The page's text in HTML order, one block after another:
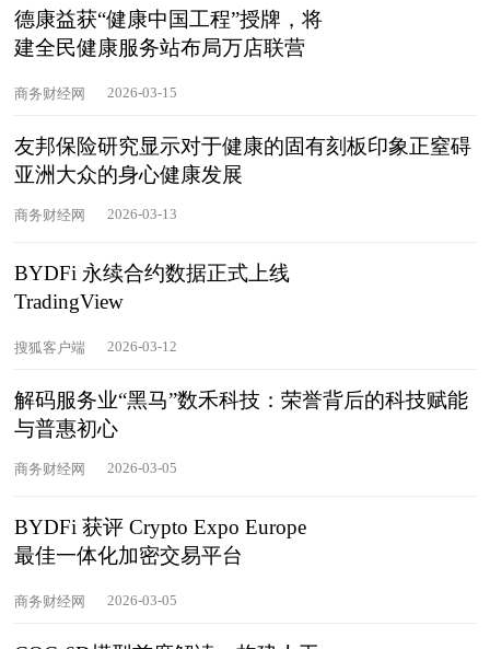
德康益获“健康中国工程”授牌，将
建全民健康服务站布局万店联营
商务财经网 2026-03-15
友邦保险研究显示对于健康的固有刻板印象正窒碍
亚洲大众的身心健康发展
商务财经网 2026-03-13
BYDFi 永续合约数据正式上线
TradingView
搜狐客户端 2026-03-12
解码服务业“黑马”数禾科技：荣誉背后的科技赋能
与普惠初心
商务财经网 2026-03-05
BYDFi 获评 Crypto Expo Europe
最佳一体化加密交易平台
商务财经网 2026-03-05